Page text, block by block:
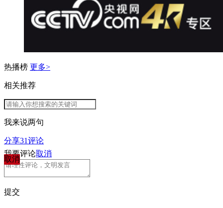
热播榜 更多>
相关推荐
我来说两句
分享31评论
取消
我要评论取消
提交